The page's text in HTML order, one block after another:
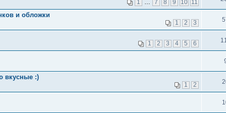
1 7 8 9 10 11
и обложки
1 2 3
1 2 3 4 5 6
вкусные :)
1 2